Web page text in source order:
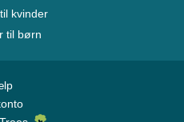
kvinder
til børn